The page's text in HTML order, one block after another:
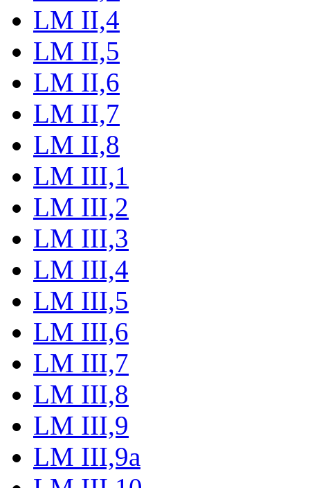
LM II,4
LM II,5
LM II,6
LM II,7
LM II,8
LM III,1
LM III,2
LM III,3
LM III,4
LM III,5
LM III,6
LM III,7
LM III,8
LM III,9
LM III,9a